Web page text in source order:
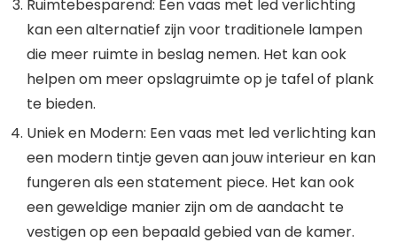
Ruimtebesparend: Een vaas met led verlichting
kan een alternatief zijn voor traditionele lampen
die meer ruimte in beslag nemen. Het kan ook
helpen om meer opslagruimte op je tafel of plank
te bieden.
Uniek en Modern: Een vaas met led verlichting kan
een modern tintje geven aan jouw interieur en kan
fungeren als een statement piece. Het kan ook
een geweldige manier zijn om de aandacht te
vestigen op een bepaald gebied van de kamer.